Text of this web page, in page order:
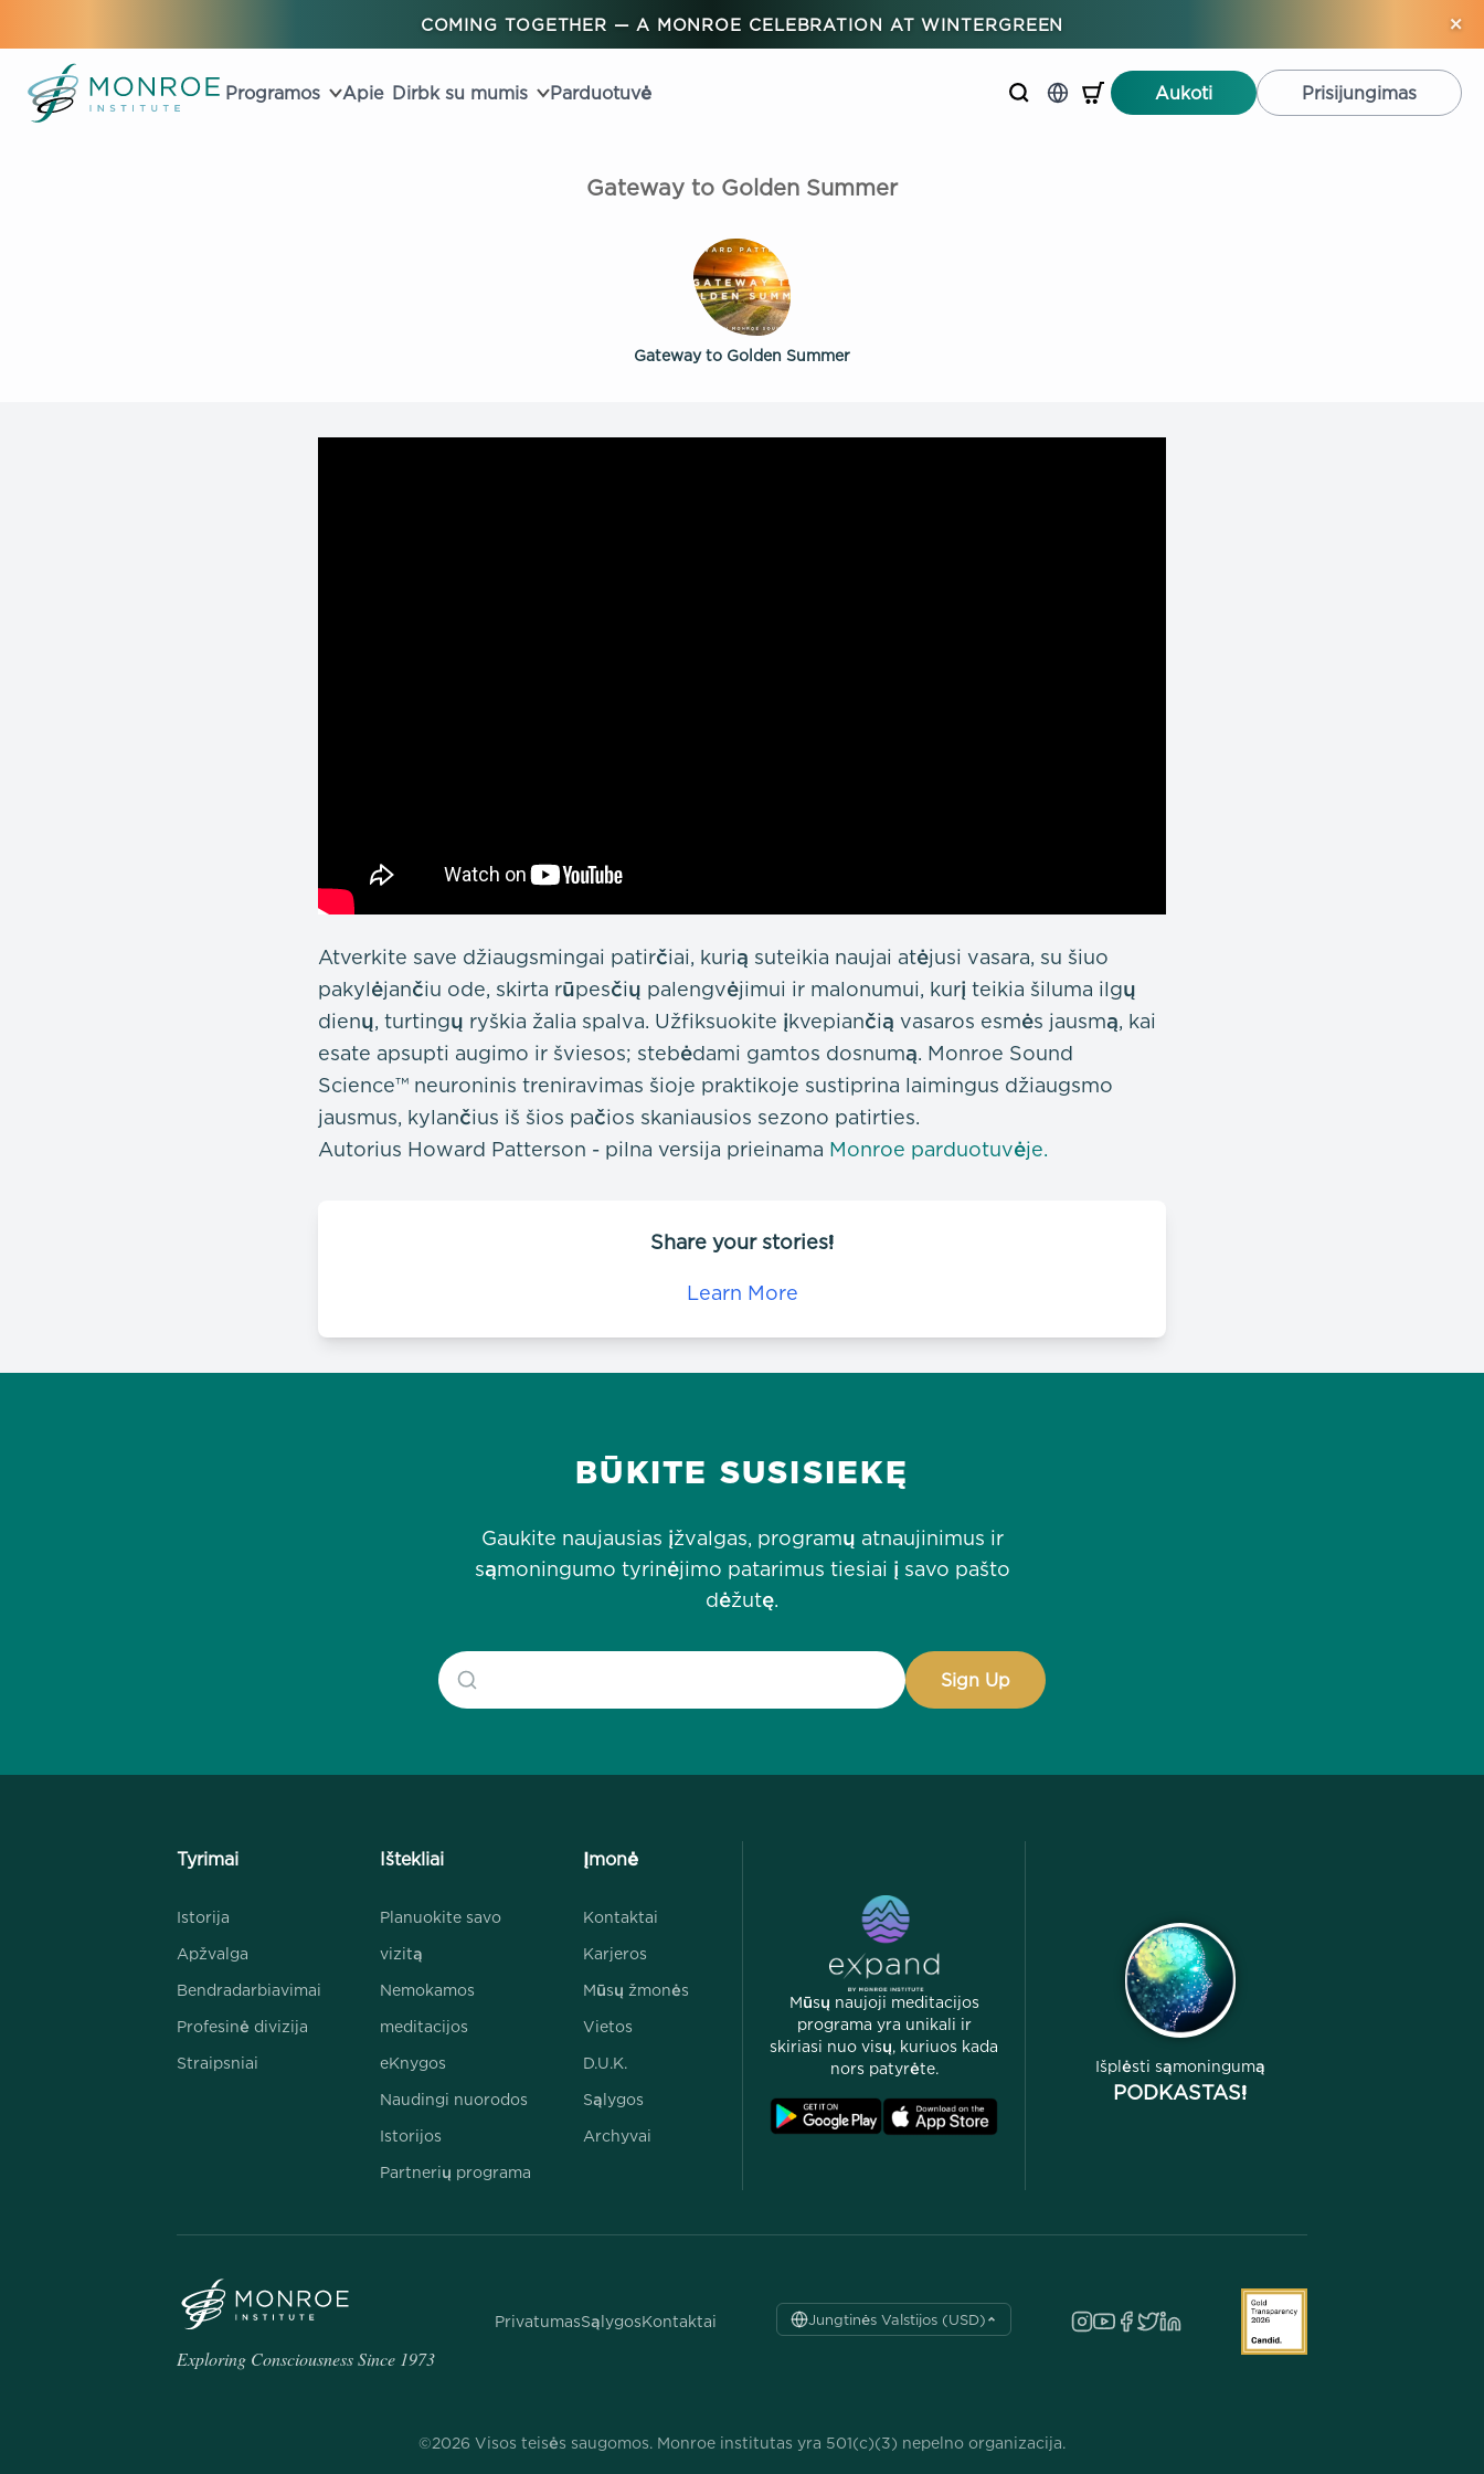
COMING TOGETHER — A MONROE CELEBRATION AT WINTERGREEN ×
Programos Apie Dirbk su mumis Parduotuvė Aukoti Prisijungimas
Gateway to Golden Summer
Gateway to Golden Summer
Atverkite save džiaugsmingai patirčiai, kurią suteikia naujai atėjusi vasara, su šiuo
pakylėjančiu ode, skirta rūpesčių palengvėjimui ir malonumui, kurį teikia šiluma ilgų
dienų, turtingų ryškia žalia spalva. Užfiksuokite įkvepiančią vasaros esmės jausmą, kai
esate apsupti augimo ir šviesos; stebėdami gamtos dosnumą. Monroe Sound
Science™ neuroninis treniravimas šioje praktikoje sustiprina laimingus džiaugsmo
jausmus, kylančius iš šios pačios skaniausios sezono patirties.
Autorius Howard Patterson - pilna versija prieinama Monroe parduotuvėje.
Share your stories!
Learn More
BŪKITE SUSISIEKĘ
Gaukite naujausias įžvalgas, programų atnaujinimus ir
sąmoningumo tyrinėjimo patarimus tiesiai į savo pašto
dėžutę.
Tyrimai
Istorija
Apžvalga
Bendradarbiavimai
Profesinė divizija
Straipsniai
Ištekliai
Planuokite savo
vizitą
Nemokamos
meditacijos
eKnygos
Naudingi nuorodos
Istorijos
Partnerių programa
Įmonė
Kontaktai
Karjeros
Mūsų žmonės
Vietos
D.U.K.
Sąlygos
Archyvai
Mūsų naujoji meditacijos
programa yra unikali ir
skiriasi nuo visų, kuriuos kada
nors patyrėte.
Išplėsti sąmoningumą
PODKASTAS!
Exploring Consciousness Since 1973
PrivatumasSąlygosKontaktai Jungtinės Valstijos (USD)
©2026 Visos teisės saugomos. Monroe institutas yra 501(c)(3) nepelno organizacija.